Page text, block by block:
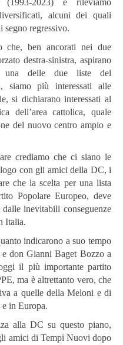
(1993-2023) e rileviamo
alcuni dei quali
segno regressivo.
che, ben ancorati nei due
destra-sinistra, aspirano
una delle due liste del
siamo più interessati alle
si dichiarano interessati al
dell’area cattolica, quale
del nuovo centro ampio e
crediamo che ci siano le
con gli amici della DC, i
che la scelta per una lista
Popolare Europeo, deve
inevitabili conseguenze
Italia.
indicarono a suo tempo
don Gianni Baget Bozzo a
il più importante partito
ma è altrettanto vero, che
a quelle della Meloni e di
e in Europa.
alla DC su questo piano,
amici di Tempi Nuovi dopo